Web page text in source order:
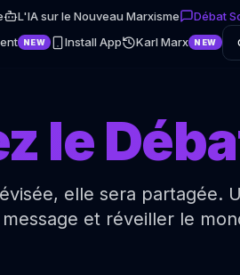
L'IA sur le Nouveau Marxisme Débat
NEW Install App Karl Marx NEW
le
elle sera partagée.
et réveiller le